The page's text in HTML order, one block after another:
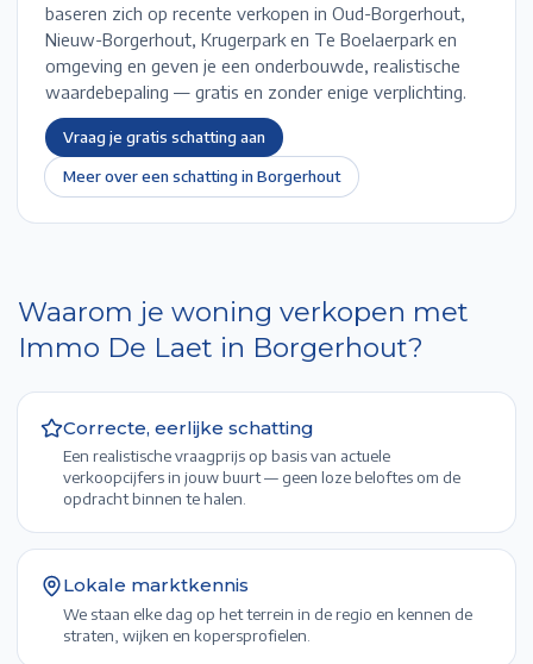
baseren zich op recente verkopen in Oud-Borgerhout,
Nieuw-Borgerhout, Krugerpark en Te Boelaerparken
omgeving en geven je een onderbouwde, realistische
waardebepaling — gratis en zonder enige verplichting.
Vraag je gratis schatting aan
Meer over een schatting in Borgerhout
Waarom je woning verkopen met
Immo De Laet in Borgerhout?
Correcte, eerlijke schatting
Een realistische vraagprijs op basis van actuele
verkoopcijfers in jouw buurt — geen loze beloftes om de
opdracht binnen te halen.
Lokale marktkennis
We staan elke dag op het terrein in de regio en kennen de
straten, wijken en kopersprofielen.